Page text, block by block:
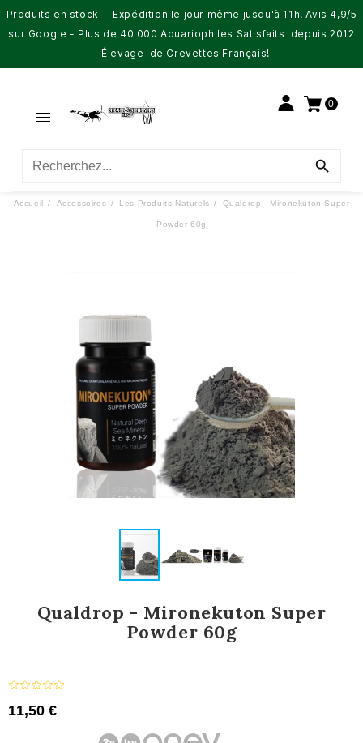
Produits en stock - Expédition le jour même jusqu'à 11h. Avis 4,9/5
sur Google - Plus de 40 000 Aquariophiles Satisfaits depuis 2012
- Élevage de Crevettes Français!

0

Accueil Accessoires Les Produits Naturels Qualdrop - Mironekuton Super
Powder 60g
Qualdrop - Mironekuton Super
Powder 60g
11,50 €